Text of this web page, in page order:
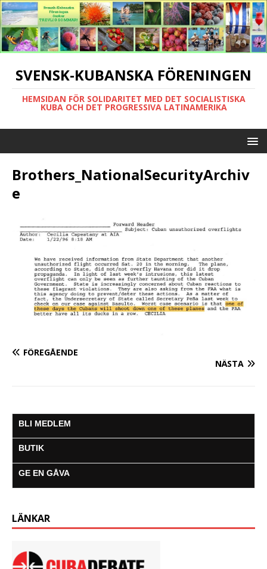
SVENSK-KUBANSKA FÖRENINGEN
HEMSIDAN FÖR SOLIDARITET MED DET SOCIALISTISKA
KUBA OCH DET PROGRESSIVA LATINAMERIKA
Brothers_NationalSecurityArchiv
e
FÖREGÅENDE
NÄSTA
BLI MEDLEM
BUTIK
GE EN GÅVA
LÄNKAR